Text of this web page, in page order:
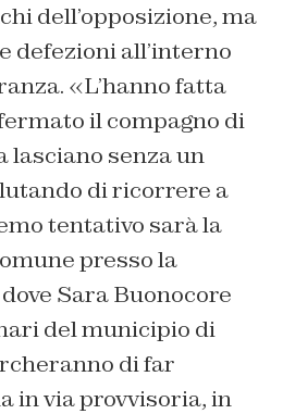
dell’opposizione, ma
defezioni all’interno
«L’hanno fatta
il compagno di
lasciano senza un
di ricorrere a
tentativo sarà la
presso la
Sara Buonocore
del municipio di
di far
in via provvisoria, in